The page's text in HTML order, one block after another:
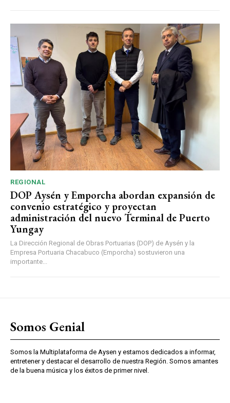
REGIONAL
DOP Aysén y Emporcha abordan expansión de
convenio estratégico y proyectan
administración del nuevo Terminal de Puerto
Yungay
La Dirección Regional de Obras Portuarias (DOP) de Aysén y la
Empresa Portuaria Chacabuco (Emporcha) sostuvieron una
importante...
Somos Genial
Somos la Multiplataforma de Aysen y estamos dedicados a informar,
entretener y destacar el desarrollo de nuestra Región. Somos amantes
de la buena música y los éxitos de primer nivel.